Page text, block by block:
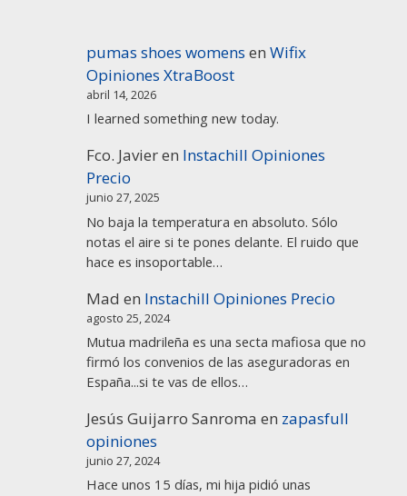
pumas shoes womens enWifix
Opiniones XtraBoost
abril 14, 2026
I learned something new today.
Fco. Javieren Instachill Opiniones
Precio
junio 27, 2025
No baja la temperatura en absoluto. Sólo
notas el aire si te pones delante. El ruido que
hace es insoportable…
Mad en Instachill Opiniones Precio
agosto 25, 2024
Mutua madrileña es una secta mafiosa que no
firmó los convenios de las aseguradoras en
España...si te vas de ellos…
Jesús Guijarro Sanroma en zapasfull
opiniones
junio 27, 2024
Hace unos 15 días, mi hija pidió unas